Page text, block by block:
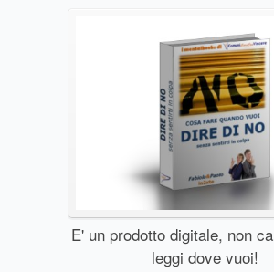
E' un prodotto digitale, non
leggi dove vuoi!